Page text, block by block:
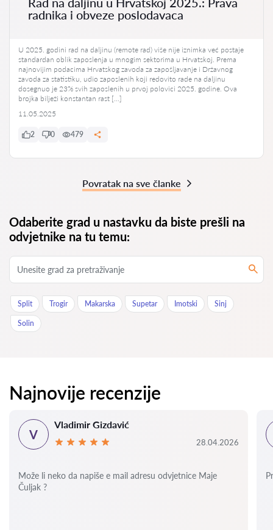
radnika i obveze poslodavaca
U 2025. godini rad na daljinu (remote rad) više nije iznimka već postaje
standardan oblik zaposlenja u mnogim sektorima u Hrvatskoj. Prema
najnovijim podacima Hrvatskog zavoda za zapošljavanje i Državnog
zavoda za statistiku, udio zaposlenih koji redovito rade na daljinu
dosegnuo je 23% svih zaposlenih u prvoj polovici 2025. godine. Ova
brojka bilježi konstantan rast […]
11.05.2025
2 0 479
Povratak na sve članke
Odaberite grad u nastavku da biste prešli na
odvjetnike na tu temu:
Split Trogir Makarska Supetar Imotski Sinj
Solin
Najnovije recenzije
V
Vladimir Gizdavić
28.04.2026
Može li neko da napiše e mail adresu odvjetnice Maje
Čuljak ?